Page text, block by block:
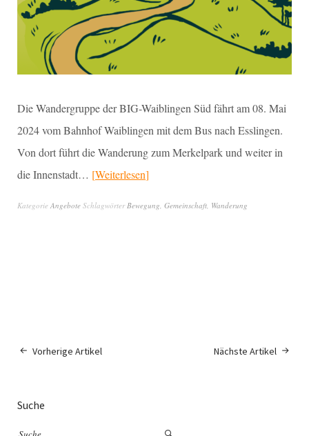
Die Wandergruppe der BIG-Waiblingen Süd fährt am 08. Mai
2024 vom Bahnhof Waiblingen mit dem Bus nach Esslingen.
Von dort führt die Wanderung zum Merkelpark und weiter in
die Innenstadt… Weiterlesen
Kategorie Angebote SchlagwörterBewegung, Gemeinschaft, Wanderung
Vorherige Artikel Nächste Artikel
Suche